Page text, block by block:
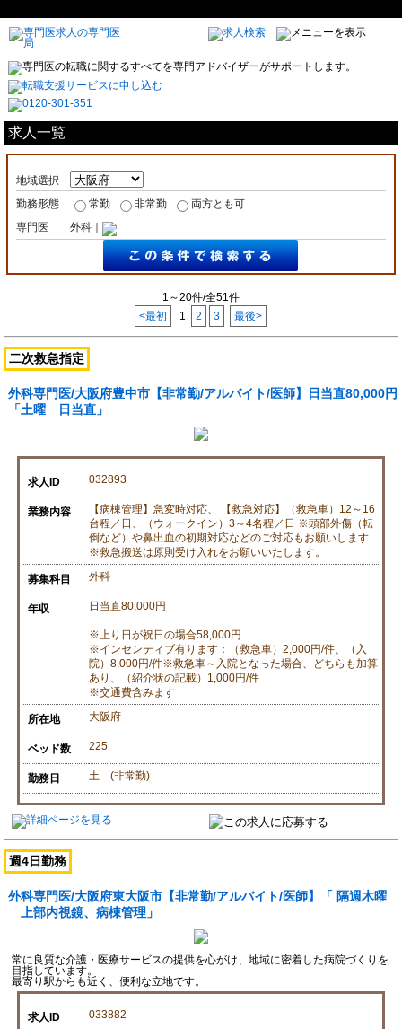
求人一覧
地域選択
勤務形態
常勤 非常勤
両方とも可
専門医
外科｜
1～20件/全51件
<最初
1 2 3 最後>
二次救急指定
外科専門医/大阪府豊中市【非常勤/アルバイト/医師】日当直80,000円
「土曜 日当直」
求人ID 032893
業務内容
【病棟管理】急変時対応、 【救急対応】（救急車）12～16
台程／日、（ウォークイン）3～4名程／日 ※頭部外傷（転
倒など）や鼻出血の初期対応などのご対応もお願いします
※救急搬送は原則受け入れをお願いいたします。
募集科目 外科
年収 日当直80,000円
※上り日が祝日の場合58,000円
※インセンティブ有ります：（救急車）2,000円/件、（入
院）8,000円/件※救急車～入院となった場合、どちらも加算
あり、（紹介状の記載）1,000円/件
※交通費含みます
所在地 大阪府
ベッド数 225
勤務日 土 (非常勤)
週4日勤務
外科専門医/大阪府東大阪市【非常勤/アルバイト/医師】「 隔週木曜
上部内視鏡、病棟管理」
常に良質な介護・医療サービスの提供を心がけ、地域に密着した病院づくりを
目指しています。
最寄り駅からも近く、便利な立地です。
求人ID 033882